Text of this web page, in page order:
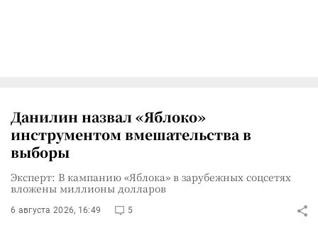
Данилин назвал «Яблоко»
инструментом вмешательства в
выборы
Эксперт: В кампанию «Яблока» в зарубежных соцсетях
вложены миллионы долларов
6 августа 2026, 16:49 5